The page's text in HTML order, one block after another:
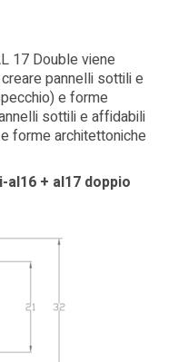
17 Double viene
pannelli sottili e
e forme
sottili e affidabili
forme architettoniche
+ al17 doppio